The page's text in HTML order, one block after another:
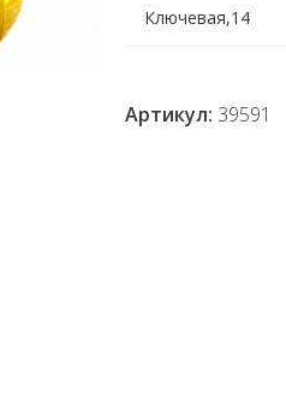
Ключевая,14
Артикул: 39591